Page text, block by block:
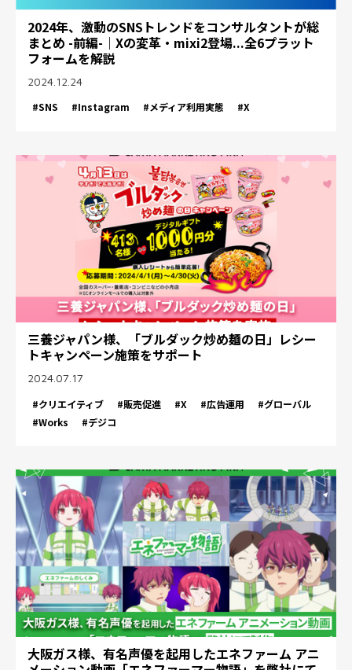
2024年、激動のSNSトレンドをコンサルタントが総
まとめ -前編-｜Xの変革・mixi2登場...全6プラット
フォームを解説
2024.12.24
#SNS
#Instagram #メディア利用実態 #X
三養ジャパン様、「ブルダック炒め麺の日」レシー
トキャンペーン施策をサポート
2024.07.17
#クリエイティブ
#販売促進 #X #広告運用
#グローバル
#Works
#デジコ
大阪ガス様、有名声優を起用したエネファーム アニ